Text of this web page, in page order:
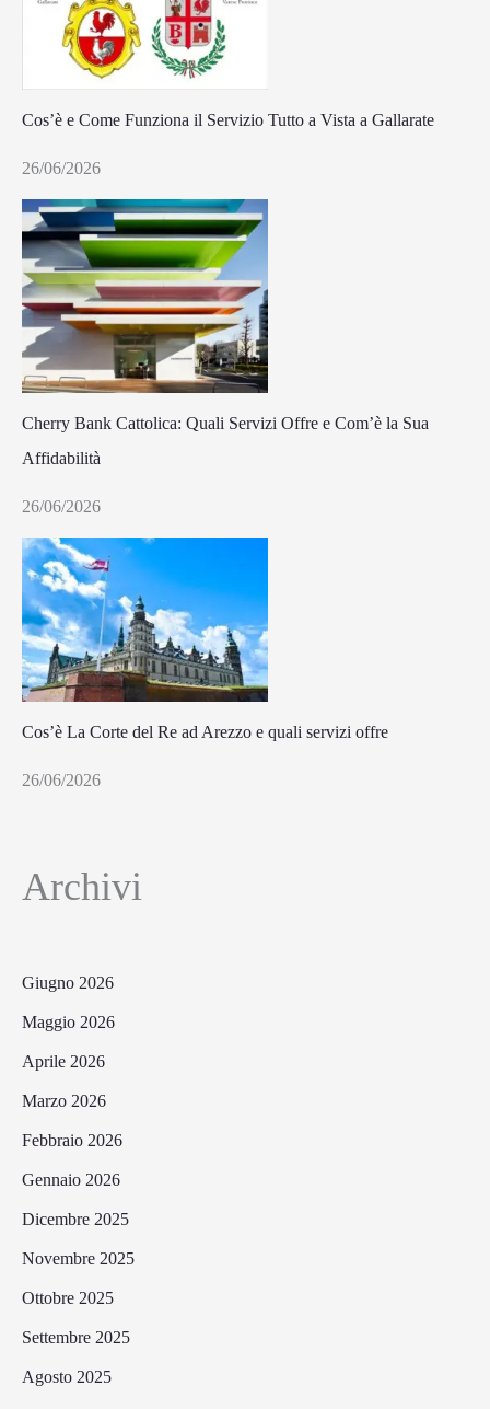
Cos’è e Come Funziona il Servizio Tutto a Vista a Gallarate
26/06/2026
Cherry Bank Cattolica: Quali Servizi Offre e Com’è la Sua
Affidabilità
26/06/2026
Cos’è La Corte del Re ad Arezzo e quali servizi offre
26/06/2026
Archivi
Giugno 2026
Maggio 2026
Aprile 2026
Marzo 2026
Febbraio 2026
Gennaio 2026
Dicembre 2025
Novembre 2025
Ottobre 2025
Settembre 2025
Agosto 2025